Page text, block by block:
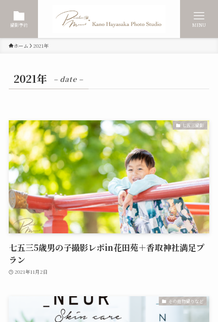
撮影予約 MENU
ホーム 2021年
2021年 – date –
七五三撮影
七五三5歳男の子撮影レポin花田苑＋香取神社満足プ
ラン
2021年11月2日
その他物撮りなど